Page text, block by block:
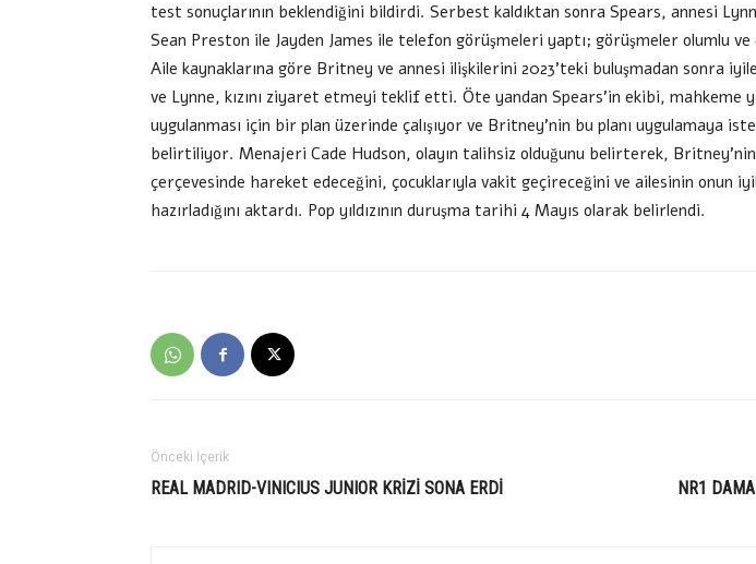
test sonuçlarının beklendiğini bildirdi. Serbest kaldıktan sonra Spears, annesi
Sean Preston ile Jayden James ile telefon görüşmeleri yaptı; görüşmeler olumlu
Aile kaynaklarına göre Britney ve annesi ilişkilerini 2023’teki buluşmadan sonra
ve Lynne, kızını ziyaret etmeyi teklif etti. Öte yandan Spears’in ekibi, mahkeme
uygulanması için bir plan üzerinde çalışıyor ve Britney’nin bu planı uygulamaya
belirtiliyor. Menajeri Cade Hudson, olayın talihsiz olduğunu belirterek,
çerçevesinde hareket edeceğini, çocuklarıyla vakit geçireceğini ve ailesinin onun
hazırladığını aktardı. Pop yıldızının duruşma tarihi 4 Mayıs olarak belirlendi.
Önceki İçerik
REAL MADRID-VINICIUS JUNIOR KRİZİ SONA ERDİ NR1